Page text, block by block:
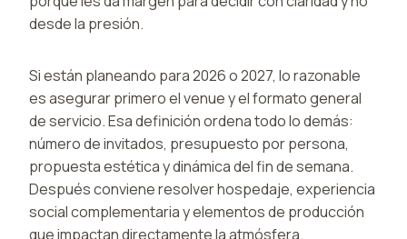
desde la presión.
Si están planeando para 2026 o 2027, lo razonable
es asegurar primero el venue y el formato general
de servicio. Esa definición ordena todo lo demás:
número de invitados, presupuesto por persona,
propuesta estética y dinámica del fin de semana.
Después conviene resolver hospedaje, experiencia
social complementaria y elementos de producción
que impactan directamente la atmósfera.